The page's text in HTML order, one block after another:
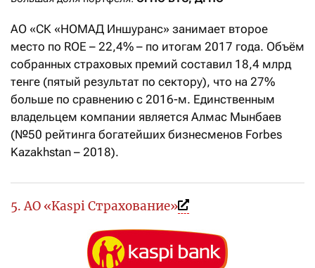
АО «СК «НОМАД Иншуранс» занимает второе
место по ROE – 22,4% – по итогам 2017 года. Объём
собранных страховых премий составил 18,4 млрд
тенге (пятый результат по сектору), что на 27%
больше по сравнению с 2016-м. Единственным
владельцем компании является Алмас Мынбаев
(№50 рейтинга богатейших бизнесменов Forbes
Kazakhstan – 2018).
5. АО «Kaspi Страхование»